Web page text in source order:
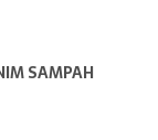
SAMPAH